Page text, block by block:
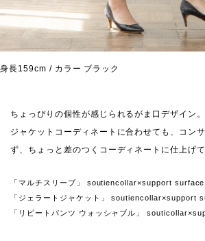
身長159cm / カラー ブラック
ちょっぴりの個性が感じられるがま口デザイン。
ジャケットコーディネートに合わせても、コン
ず、ちょっと差のつくコーディネートに仕上げて
「マルチスリーブ」 soutiencollar×support surface
「ジェラートジャケット」 soutiencollar×support
「リピートパンツ ウォッシャブル」